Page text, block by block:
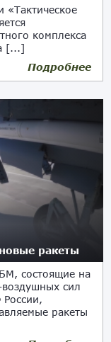
«Тактическое
комплекса
[...]
Подробнее
ракеты
состоящие на
сил
ракеты